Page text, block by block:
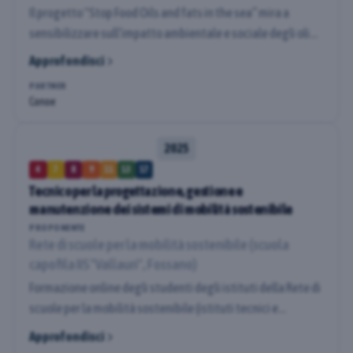
PARTNER
Conoe
Il progetto "Stop Food Oils and fats in the sea” mira a
sensibilizzare sull’impatto ambientale e sociale degli oli
alimentari dispersi in natura, promuovendo pratiche
l’adozione di alternative ecologiche. L’iniziativa coinvolge
Approfondisci
2025
4 8 9 11 17
Tecnico per la progettazione, gestione e
manutenzione dei sistemi di mobilità sostenibile
PROPONENTE
Rete di scuole per la mobilità sostenibile (scuola
capofila IIS "Vallauri", Fossano)
Formazione online degli studenti degli istituti della Rete di
scuole per la mobilità sostenibile (istituti tecnici e
professionali), con il fine di promuovere la formazione di
Approfondisci